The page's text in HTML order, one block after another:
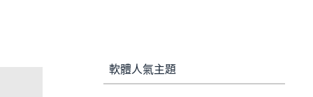
軟體人氣主題